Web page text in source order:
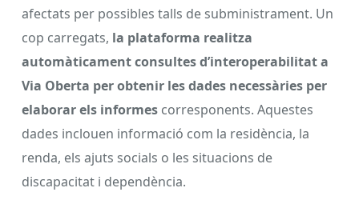
afectats per possibles talls de subministrament. Un
cop carregats, la plataforma realitza
automàticament consultes d’interoperabilitat a
Via Oberta per obtenir les dades necessàries per
elaborar els informes corresponents. Aquestes
dades inclouen informació com la residència, la
renda, els ajuts socials o les situacions de
discapacitat i dependència.